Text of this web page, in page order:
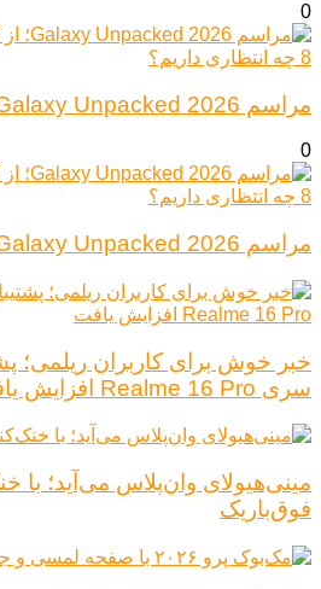
0
مراسم Galaxy Unpacked 2026
0
مراسم Galaxy Unpacked 2026
خبر خوش برای کاربران ریلمی؛
سری Realme 16 Pro افزایش یافت
مینی‌هیولای وان‌پلاس می‌آید؛ با
فوق‌باریک